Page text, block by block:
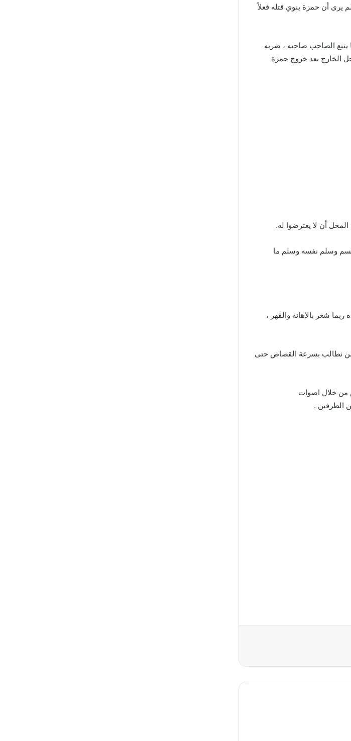
يرى أن حمزة ينوي قتله فعلاً
يتبع الصاحب صاحبه ، ضربه
الخارج بعد خروج حمزة
أن لا يعترضوا له.
وسلم نفسه وسلم ما
شعر بالإهانة والقهر ،
من نطالب بسرعة القصاص حتى
من خلال اصوات
الطرفين .